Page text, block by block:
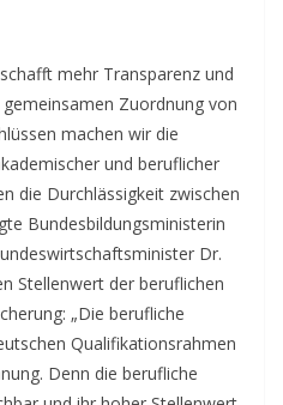
mehr Transparenz und
Zuordnung von
machen wir die
und beruflicher
die Durchlässigkeit zwischen
Bundesbildungsministerin
Dr.
Stellenwert der beruflichen
„Die berufliche
Qualifikationsrahmen
Denn die berufliche